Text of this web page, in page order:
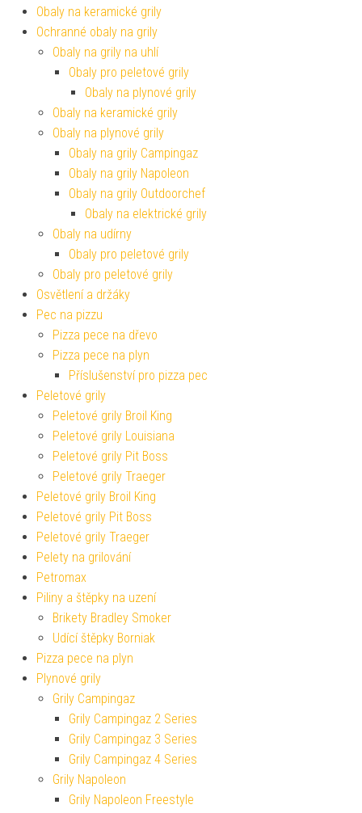
Obaly na keramické grily
Ochranné obaly na grily
Obaly na grily na uhlí
Obaly pro peletové grily
Obaly na plynové grily
Obaly na keramické grily
Obaly na plynové grily
Obaly na grily Campingaz
Obaly na grily Napoleon
Obaly na grily Outdoorchef
Obaly na elektrické grily
Obaly na udírny
Obaly pro peletové grily
Obaly pro peletové grily
Osvětlení a držáky
Pec na pizzu
Pizza pece na dřevo
Pizza pece na plyn
Příslušenství pro pizza pec
Peletové grily
Peletové grily Broil King
Peletové grily Louisiana
Peletové grily Pit Boss
Peletové grily Traeger
Peletové grily Broil King
Peletové grily Pit Boss
Peletové grily Traeger
Pelety na grilování
Petromax
Piliny a štěpky na uzení
Brikety Bradley Smoker
Udící štěpky Borniak
Pizza pece na plyn
Plynové grily
Grily Campingaz
Grily Campingaz 2 Series
Grily Campingaz 3 Series
Grily Campingaz 4 Series
Grily Napoleon
Grily Napoleon Freestyle